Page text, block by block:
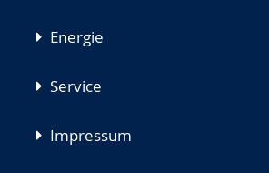
Energie
Service
Impressum